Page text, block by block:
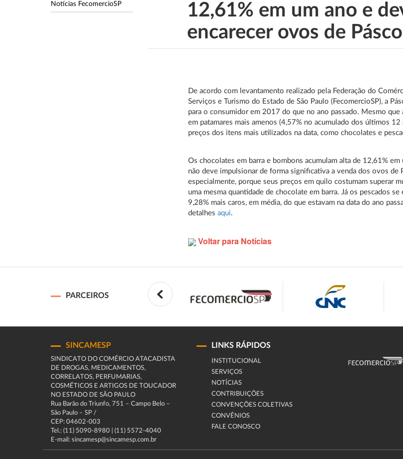
Notícias FecomercioSP
12,61% em um ano e
encarecer ovos de
De acordo com levantamento realizado pela Federação do
Serviços e Turismo do Estado de São Paulo (FecomercioSP), a
para o consumidor em 2017 do que no ano passado. Mesmo que
em patamares mais amenos (4,57% no acumulado dos últimos 12
preços dos itens mais utilizados na data, como chocolates e
Os chocolates em barra e bombons acumulam alta de 12,61% em
não deve impulsionar de forma significativa a venda dos ovos de
especialmente, porque seus preços em quilo costumam superar
uma mesma quantidade de chocolate em barra. Já os pescados se
9,28% mais caros, em média, do que estavam na data do ano
detalhesaqui.
Voltar para Notícias
PARCEIROS
SINCAMESP
SINDICATO DO COMÉRCIO ATACADISTA
DE DROGAS, MEDICAMENTOS,
CORRELATOS, PERFUMARIAS,
COSMÉTICOS E ARTIGOS DE TOUCADOR
NO ESTADO DE SÃO PAULO
Rua Barão do Triunfo, 751 – Campo Belo –
São Paulo – SP /
CEP: 04602-003
Tel.: (11) 5090-8980 | (11) 5572-4040
E-mail: sincamesp@sincamesp.com.br
LINKS RÁPIDOS
INSTITUCIONAL
SERVIÇOS
NOTÍCIAS
CONTRIBUIÇÕES
CONVENÇÕES COLETIVAS
CONVÊNIOS
FALE CONOSCO